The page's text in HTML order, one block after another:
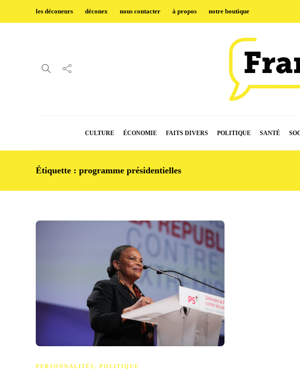
les déconeurs déconex nous contacter à propos notre boutique
CULTURE ÉCONOMIE FAITS DIVERS POLITIQUE SANTÉ
Étiquette : programme présidentielles
PERSONNALITÉS, POLITIQUE